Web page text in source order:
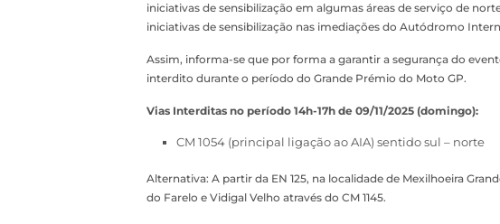
iniciativas de sensibilização em algumas áreas de serviço de
iniciativas de sensibilização nas imediações do Autódromo
Assim, informa-se que por forma a garantir a segurança do
interdito durante o período do Grande Prémio do Moto GP.
Vias Interditas no período 14h-17h de 09/11/2025 (domingo):
CM 1054 (principal ligação ao AIA) sentido sul – norte
Alternativa: A partir da EN 125, na localidade de Mexilhoeira
do Farelo e Vidigal Velho através do CM 1145.